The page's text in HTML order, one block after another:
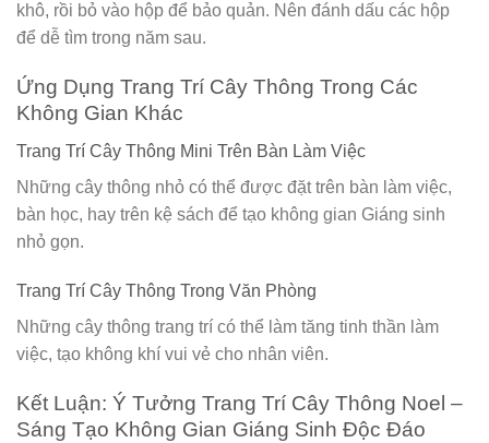
khô, rồi bỏ vào hộp để bảo quản. Nên đánh dấu các hộp
để dễ tìm trong năm sau.
Ứng Dụng Trang Trí Cây Thông Trong Các
Không Gian Khác
Trang Trí Cây Thông Mini Trên Bàn Làm Việc
Những cây thông nhỏ có thể được đặt trên bàn làm việc,
bàn học, hay trên kệ sách để tạo không gian Giáng sinh
nhỏ gọn.
Trang Trí Cây Thông Trong Văn Phòng
Những cây thông trang trí có thể làm tăng tinh thần làm
việc, tạo không khí vui vẻ cho nhân viên.
Kết Luận: Ý Tưởng Trang Trí Cây Thông Noel –
Sáng Tạo Không Gian Giáng Sinh Độc Đáo